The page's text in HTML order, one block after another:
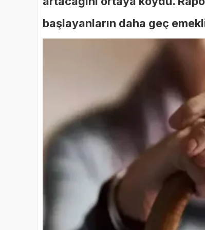
başlayanların daha geç